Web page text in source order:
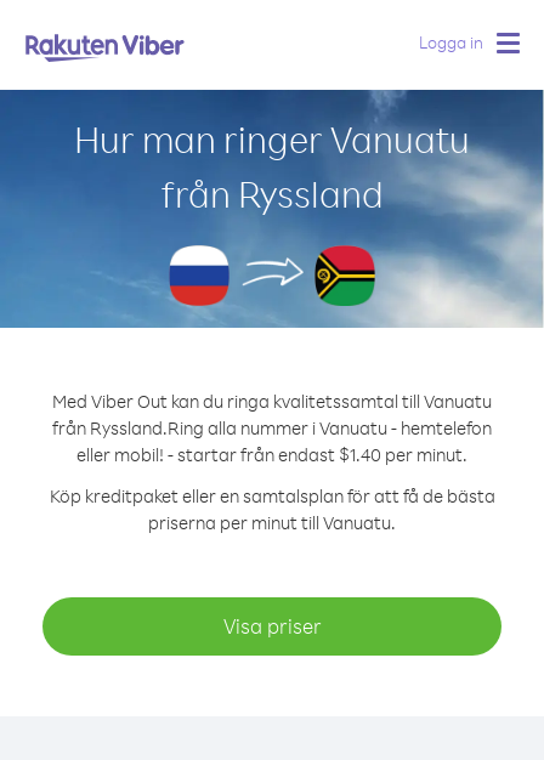
Logga in
Hur man ringer Vanuatu
från Ryssland
Med Viber Out kan du ringa kvalitetssamtal till Vanuatu
från Ryssland.Ring alla nummer i Vanuatu - hemtelefon
eller mobil! - startar från endast $1.40 per minut.
Köp kreditpaket eller en samtalsplan för att få de bästa
priserna per minut till Vanuatu.
Visa priser